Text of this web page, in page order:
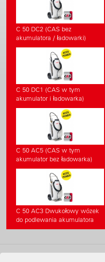
C 50 DC2 (CAS bez
akumulatora / ładowarki)
C 50 DC1 (CAS w tym
akumulator i ładowarka)
C 50 AC5 (CAS w tym
akumulator bez ładowarka)
C 50 AC3 Dwukołowy wózek
do podlewania akumulatora